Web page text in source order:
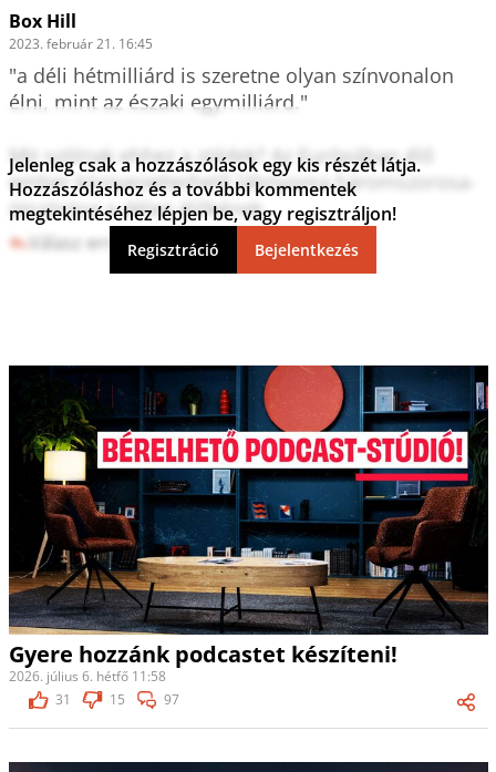
Box Hill
2023. február 21. 16:45
"a déli hétmilliárd is szeretne olyan színvonalon
élni, mint az északi egymilliárd."
Mit szólnak ehhez a zöldek? Az Európában élő
ember környezetterhelő lábnyoma háromszorosa-
ötszöröse a délen élőkének.
Válasz erre 5 0
Jelenleg csak a hozzászólások egy kis részét látja.
Hozzászóláshoz és a további kommentek
megtekintéséhez lépjen be, vagy regisztráljon!
Regisztráció Bejelentkezés
Gyere hozzánk podcastet készíteni!
2026. július 6. hétfő 11:58
31
15 97